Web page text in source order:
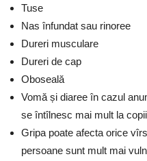
Tuse
Nas înfundat sau rinoree
Dureri musculare
Dureri de cap
Oboseală
Vomă și diaree în cazul
se întîlnesc mai mult la
Gripa poate afecta orice
persoane sunt mult mai